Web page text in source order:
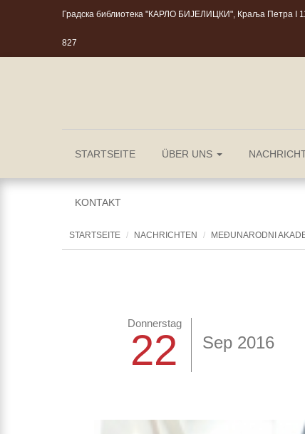
Градска библиотека "КАРЛО БИЈЕЛИЦКИ", Краља Петра I
827
STARTSEITE ÜBER UNS
KONTAKT
STARTSEITE NACHRICHTEN MEĐUNARODNI
Donnerstag
22 Sep 2016